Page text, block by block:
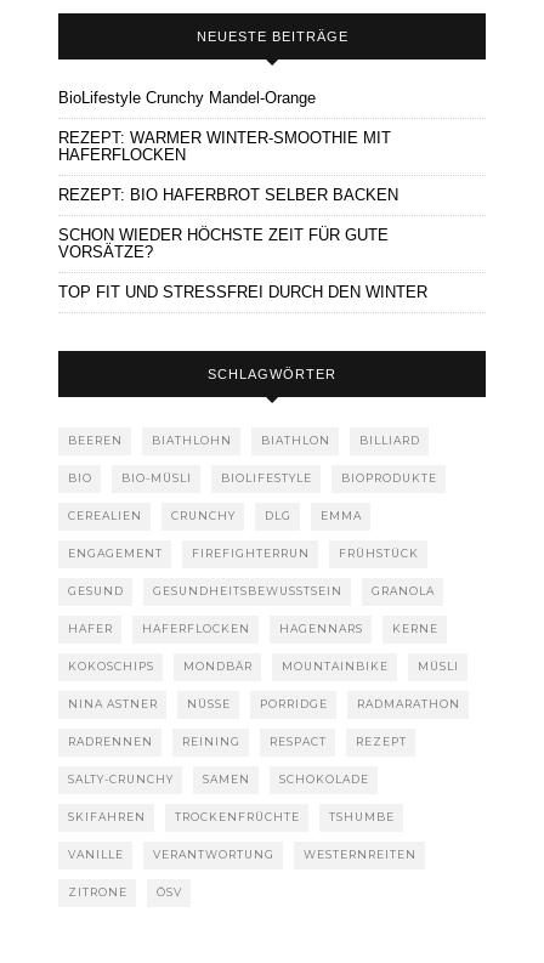
NEUESTE BEITRÄGE
BioLifestyle Crunchy Mandel-Orange
REZEPT: WARMER WINTER-SMOOTHIE MIT
HAFERFLOCKEN
REZEPT: BIO HAFERBROT SELBER BACKEN
SCHON WIEDER HÖCHSTE ZEIT FÜR GUTE
VORSÄTZE?
TOP FIT UND STRESSFREI DURCH DEN WINTER
SCHLAGWÖRTER
BEEREN BIATHLOHN BIATHLON BILLIARD
BIO BIO-MÜSLI BIOLIFESTYLE BIOPRODUKTE
CEREALIEN CRUNCHY DLG EMMA
ENGAGEMENT FIREFIGHTERRUN FRÜHSTÜCK
GESUND GESUNDHEITSBEWUSSTSEIN GRANOLA
HAFER HAFERFLOCKEN HAGENNARS KERNE
KOKOSCHIPS MONDBÄR MOUNTAINBIKE MÜSLI
NINA ASTNER NÜSSE PORRIDGE RADMARATHON
RADRENNEN REINING RESPACT REZEPT
SALTY-CRUNCHY SAMEN SCHOKOLADE
SKIFAHREN TROCKENFRÜCHTE TSHUMBE
VANILLE VERANTWORTUNG WESTERNREITEN
ZITRONE ÖSV